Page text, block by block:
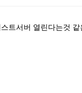
트서버 열린다는것 같